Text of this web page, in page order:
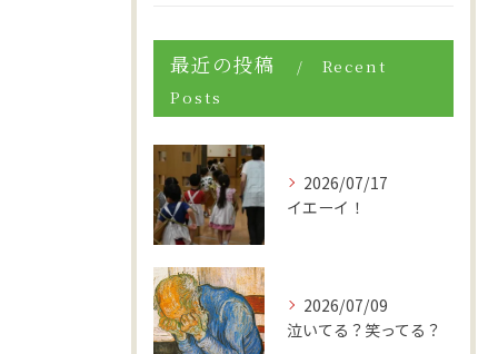
最近の投稿
Recent
Posts
2026/07/17
イエーイ！
2026/07/09
泣いてる？笑ってる？